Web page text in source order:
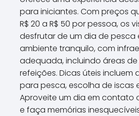
para iniciantes. Com preços
R$ 20 a R$ 50 por pessoa, os
desfrutar de um dia de pesca
ambiente tranquilo, com
adequada, incluindo áreas
refeições. Dicas úteis incluem
para pesca, escolha de iscas
Aproveite um dia em contato
e faça memórias